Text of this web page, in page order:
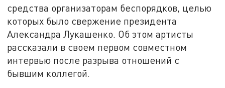
средства организаторам беспорядков, целью
которых было свержение президента
Александра Лукашенко. Об этом артисты
рассказали в своем первом совместном
интервью после разрыва отношений с
бывшим коллегой.